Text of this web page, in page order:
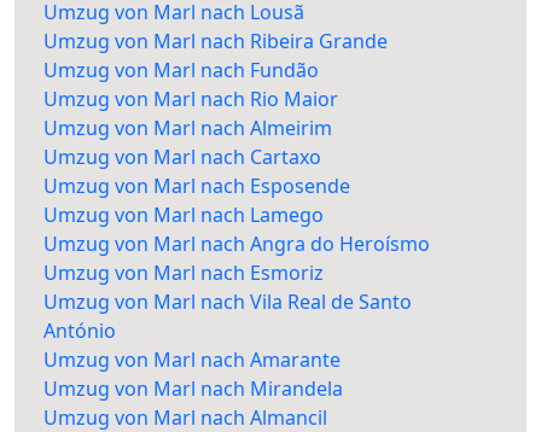
Umzug von Marl nach Lousã
Umzug von Marl nach Ribeira Grande
Umzug von Marl nach Fundão
Umzug von Marl nach Rio Maior
Umzug von Marl nach Almeirim
Umzug von Marl nach Cartaxo
Umzug von Marl nach Esposende
Umzug von Marl nach Lamego
Umzug von Marl nach Angra do Heroísmo
Umzug von Marl nach Esmoriz
Umzug von Marl nach Vila Real de Santo
António
Umzug von Marl nach Amarante
Umzug von Marl nach Mirandela
Umzug von Marl nach Almancil